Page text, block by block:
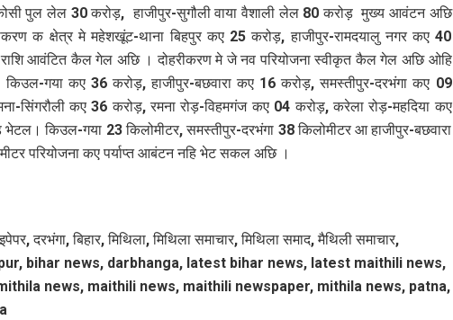
पुल लेल 30 करोड़, हाजीपुर-सुगौली वाया वैशाली लेल 80 करोड़ मुख्य आवंटन अछि
क क्षेत्र मे महेशखूंट-थाना बिहपुर कए 25 करोड़, हाजीपुर-रामदयालु नगर कए 40
आवंटित कैल गेल अछि । दोहरीकरण मे जे नव परियोजना स्वीकृत कैल गेल अछि ओहि
किउल-गया कए 36 करोड़, हाजीपुर-बछवारा कए 16 करोड़, समस्तीपुर-दरभंगा कए 09
सिंगरौली कए 36 करोड़, रमना रोड़-विहमगंज कए 04 करोड़, करेला रोड़-महदिया कए
किउल-गया 23 किलोमीटर, समस्तीपुर-दरभंगा 38 किलोमीटर आ हाजीपुर-बछवारा
परियोजना कए पर्याप्त आबंटन नहि भेट सकल अछि ।
दरभंगा, बिहार, मिथिला, मिथिला समाचार, मिथिला समाद, मैथिली समाचार,
bihar news, darbhanga, latest bihar news, latest maithili news,
news, maithili news, maithili newspaper, mithila news, patna,